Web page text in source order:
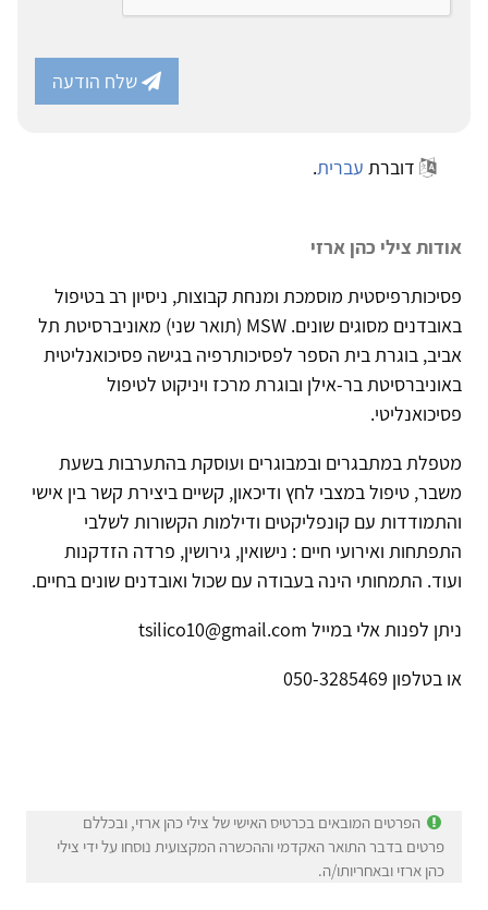
שלח הודעה
דוברת עברית.
אודות צילי כהן ארזי
פסיכותרפיסטית מוסמכת ומנחת קבוצות, ניסיון רב בטיפול
באובדנים מסוגים שונים. MSW (תואר שני) מאוניברסיטת תל
אביב, בוגרת בית הספר לפסיכותרפיה בגישה פסיכואנליטית
באוניברסיטת בר-אילן ובוגרת מרכז ויניקוט לטיפול
פסיכואנליטי.
מטפלת במתבגרים ובמבוגרים ועוסקת בהתערבות בשעת
משבר, טיפול במצבי לחץ ודיכאון, קשיים ביצירת קשר בין אישי
והתמודדות עם קונפליקטים ודילמות הקשורות לשלבי
התפתחות ואירועי חיים : נישואין, גירושין, פרדה הזדקנות
ועוד. התמחותי הינה בעבודה עם שכול ואובדנים שונים בחיים.
ניתן לפנות אלי במייל tsilico10@gmail.com
או בטלפון 050-3285469
הפרטים המובאים בכרטיס האישי של צילי כהן ארזי, ובכללם
פרטים בדבר התואר האקדמי וההכשרה המקצועית נוסחו על ידי צילי
כהן ארזי ובאחריותו/ה.